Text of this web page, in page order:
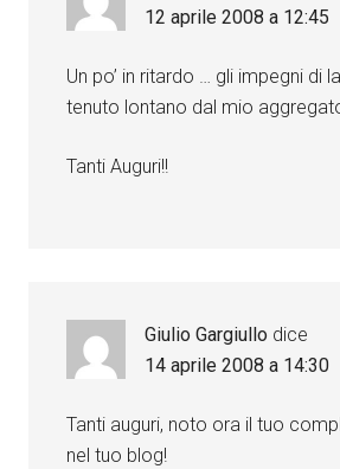
12 aprile 2008 a 12:45
Un po’ in ritardo … gli impegni di
tenuto lontano dal mio
Tanti Auguri!!
Giulio Gargiullo dice
14 aprile 2008 a 14:30
Tanti auguri, noto ora il tuo
nel tuo blog!